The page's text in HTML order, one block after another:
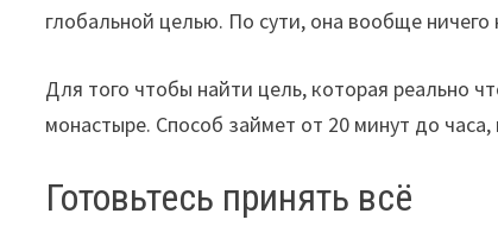
глобальной целью. По сути, она вообще ничего
Для того чтобы найти цель, которая реально
монастыре. Способ займет от 20 минут до
Готовьтесь принять всё